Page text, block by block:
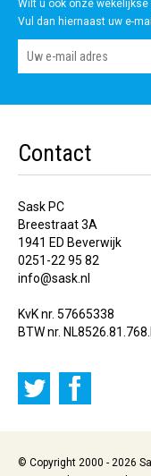
Wilt u ook onze
Vul dan hiernaast uw e-
Contact
Sask PC
Breestraat 3A
1941 ED Beverwijk
0251-22 95 82
info@sask.nl
KvK nr. 57665338
BTW nr.
© Copyright 2000 - 2026